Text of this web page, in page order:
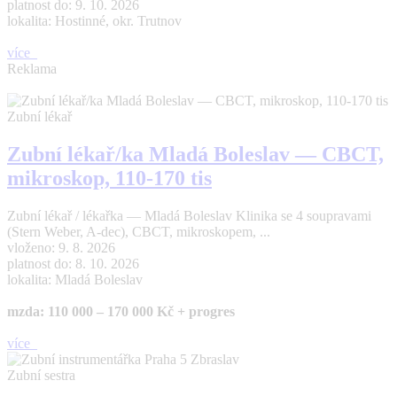
platnost do: 9. 10. 2026
lokalita: Hostinné, okr. Trutnov
více
Reklama
Zubní lékař
Zubní lékař/ka Mladá Boleslav — CBCT,
mikroskop, 110-170 tis
Zubní lékař / lékařka — Mladá Boleslav Klinika se 4 soupravami
(Stern Weber, A-dec), CBCT, mikroskopem, ...
vloženo: 9. 8. 2026
platnost do: 8. 10. 2026
lokalita: Mladá Boleslav
mzda: 110 000 – 170 000 Kč + progres
více
Zubní sestra